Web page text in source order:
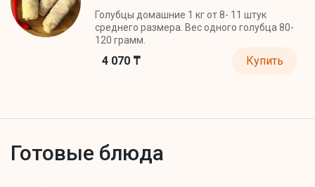
Голубцы домашние 1 кг от 8- 11 штук
среднего размера. Вес одного голубца 80-
120 грамм.
4 070 ₸ Купить
Готовые блюда